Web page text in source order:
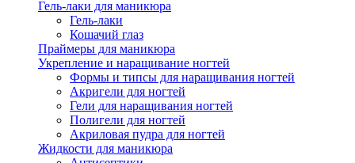
Гель-лаки для маникюра
Гель-лаки
Кошачий глаз
Праймеры для маникюра
Укрепление и наращивание ногтей
Формы и типсы для наращивания ногтей
Акригели для ногтей
Гели для наращивания ногтей
Полигели для ногтей
Акриловая пудра для ногтей
Жидкости для маникюра